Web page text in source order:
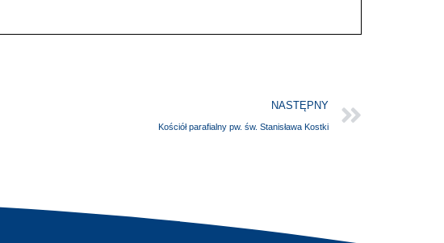
NASTĘPNY
Kościół parafialny pw. św. Stanisława Kostki